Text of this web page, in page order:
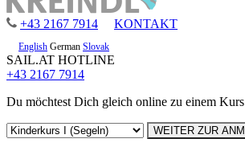
+43 2167 7914 KONTAKT
English German Slovak
SAIL.AT HOTLINE
+43 2167 7914
Du möchtest Dich gleich online zu einem